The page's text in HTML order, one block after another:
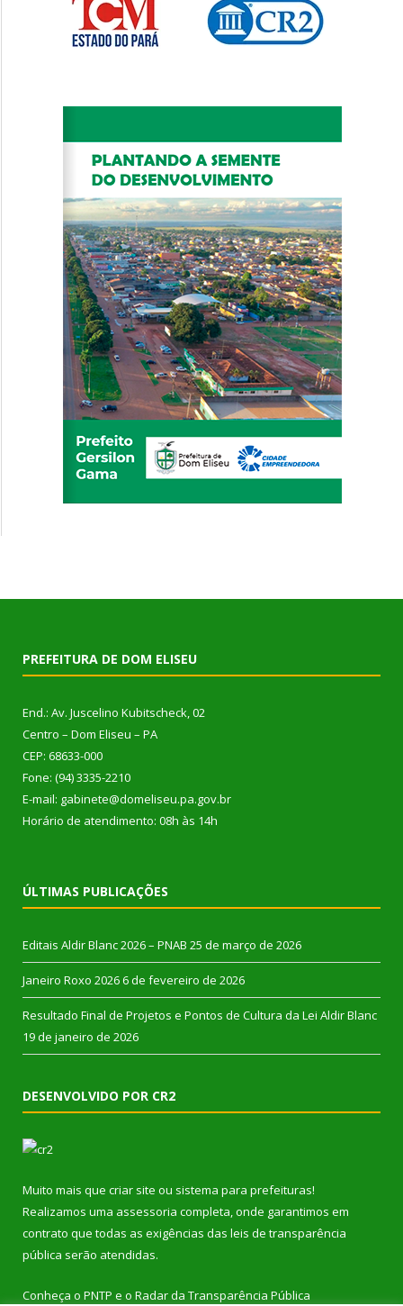
PREFEITURA DE DOM ELISEU
End.: Av. Juscelino Kubitscheck, 02
Centro – Dom Eliseu – PA
CEP: 68633-000
Fone: (94) 3335-2210
E-mail: gabinete@domeliseu.pa.gov.br
Horário de atendimento: 08h às 14h
ÚLTIMAS PUBLICAÇÕES
Editais Aldir Blanc 2026 – PNAB 25 de março de 2026
Janeiro Roxo 2026 6 de fevereiro de 2026
Resultado Final de Projetos e Pontos de Cultura da Lei Aldir Blanc
19 de janeiro de 2026
DESENVOLVIDO POR CR2
Muito mais que criar site ou sistema para prefeituras!
Realizamos uma assessoria completa, onde garantimos em
contrato que todas as exigências das leis de transparência
pública serão atendidas.
Conheça o PNTP e o Radar da Transparência Pública